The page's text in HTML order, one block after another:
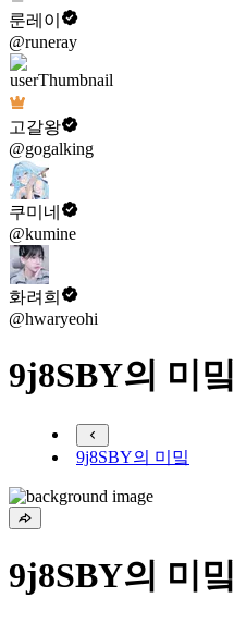
룬레이
@runeray
고갈왕
@gogalking
쿠미네
@kumine
화려희
@hwaryeohi
9j8SBY의 미밐
9j8SBY의 미밐
9j8SBY의 미밐